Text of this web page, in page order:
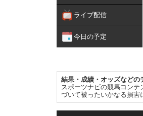
ライブ配信
今日の予定
結果・成績・オッズなどの
スポーツナビの競馬コン
づいて被ったいかなる損害